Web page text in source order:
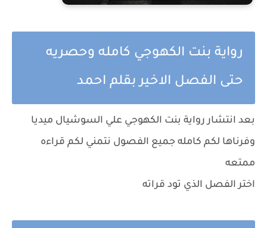
رواية بنت الكهوجي كامله وحصريه
حتى الفصل الاخير بقلم احمد
بعد انتشار رواية بنت الكهوجي علي السوشيال ميديا
وفرناها لكم كامله جميع الفصول نتمني لكم قراءه
ممتعه
اختر الفصل الذي تود قراته